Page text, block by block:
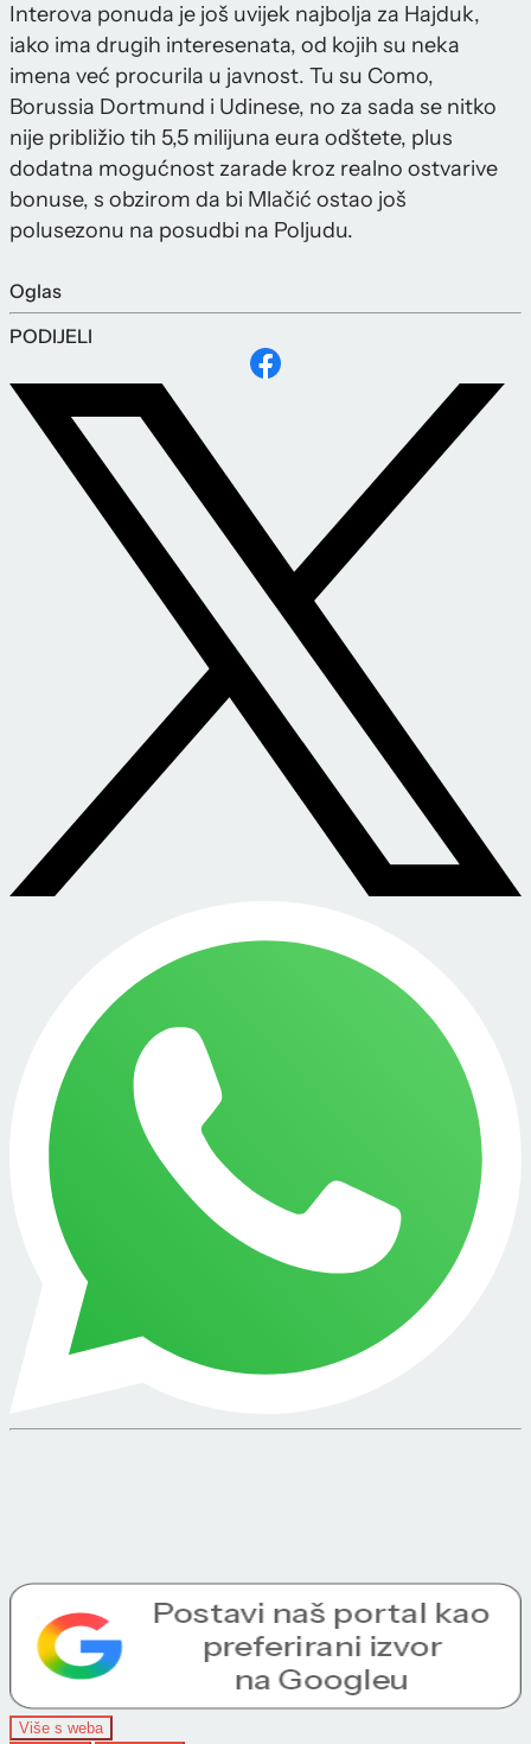
Interova ponuda je još uvijek najbolja za Hajduk,
iako ima drugih interesenata, od kojih su neka
imena već procurila u javnost. Tu su Como,
Borussia Dortmund i Udinese, no za sada se nitko
nije približio tih 5,5 milijuna eura odštete, plus
dodatna mogućnost zarade kroz realno ostvarive
bonuse, s obzirom da bi Mlačić ostao još
polusezonu na posudbi na Poljudu.
Oglas
PODIJELI
Više s weba